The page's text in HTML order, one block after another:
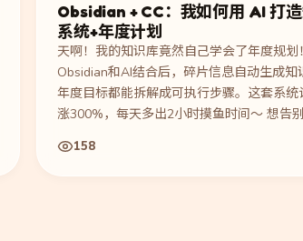
Obsidian + CC：我如何用 AI 打
系统+年度计划
天啊！我的知识库竟然自己学会了年度规划
Obsidian和AI结合后，碎片信息自动生成知
年度目标都能拆解成可执行步骤。这套系统
涨300%，每天多出2小时摸鱼时间～ 想告
158